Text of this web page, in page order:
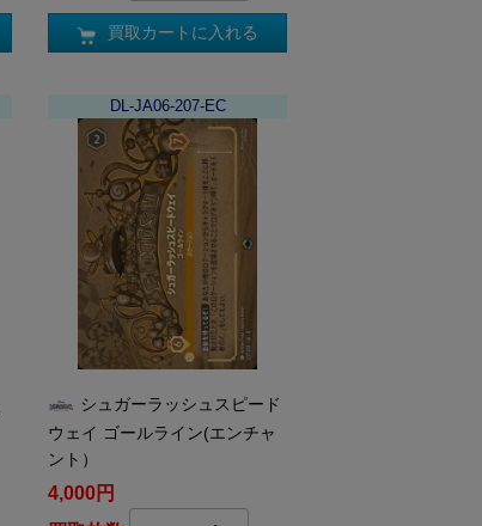
買取カートに入れる
DL-JA06-207-EC
シュガーラッシュスピード
ウェイ ゴールライン(エンチャ
ント）
4,000円